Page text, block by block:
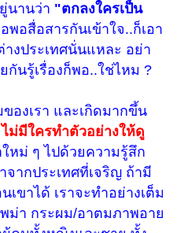
นานว่า "ตกลงใครเป็น
พอสื่อสารกันเข้าใจ..ก็เอา
งประเทศนั่นแหละ อย่า
กันรู้เรื่องก็พอ..ใช่ไหม ?
องเรา และเกิดมากขึ้น
ม่มีใครทำตัวอย่างให้ดู
หม่ ๆ ไปด้วยความรู้สึก
จากประเทศที่เจริญ ถ้ามี
ขาได้ เราจะทำอย่างเต็ม
ม่า กระผม/อาตมภาพอาย